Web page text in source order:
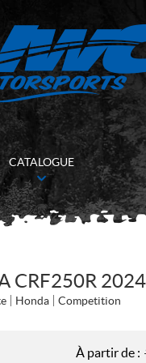
CATALOGUE
CRF250R 2024
Honda Competition
À partir de :